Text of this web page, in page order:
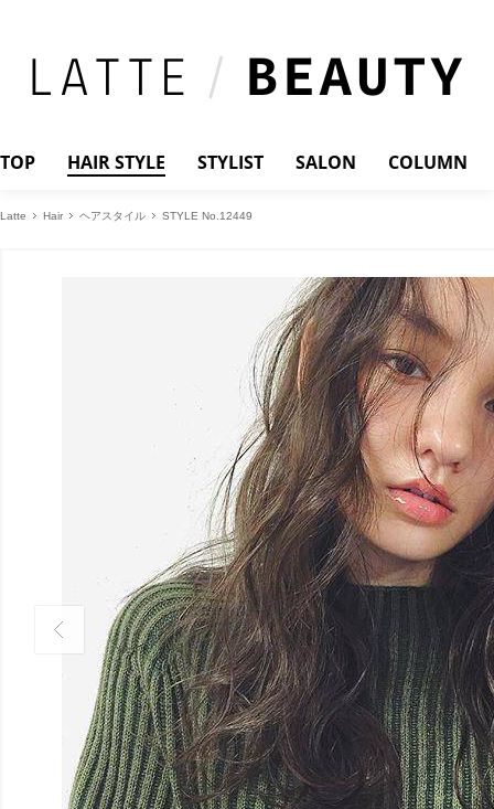
TOP HAIR STYLE STYLIST SALON COLUMN
Latte Hair ヘアスタイル STYLE No.12449